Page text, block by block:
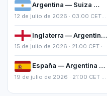
Argentina — Suiza
Inglaterra — Argentina
15 de julio de 2026 · 21:00 CET · Semifinales
España — Argentina